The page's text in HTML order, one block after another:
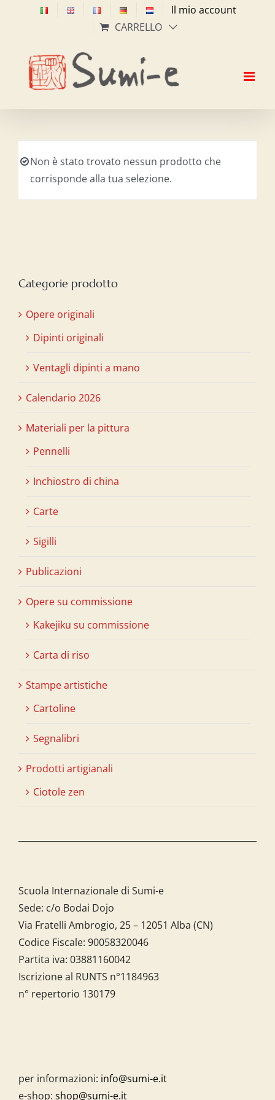
Il mio account
CARRELLO
Non è stato trovato nessun prodotto che
corrisponde alla tua selezione.
Categorie prodotto
Opere originali
Dipinti originali
Ventagli dipinti a mano
Calendario 2026
Materiali per la pittura
Pennelli
Inchiostro di china
Carte
Sigilli
Publicazioni
Opere su commissione
Kakejiku su commissione
Carta di riso
Stampe artistiche
Cartoline
Segnalibri
Prodotti artigianali
Ciotole zen
Scuola Internazionale di Sumi-e
Sede: c/o Bodai Dojo
Via Fratelli Ambrogio, 25 – 12051 Alba (CN)
Codice Fiscale: 90058320046
Partita iva: 03881160042
Iscrizione al RUNTS n°1184963
n° repertorio 130179
per informazioni: info@sumi-e.it
e-shop: shop@sumi-e.it